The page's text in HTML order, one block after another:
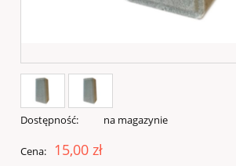
Dostępność: na magazynie
Cena: 15,00 zł